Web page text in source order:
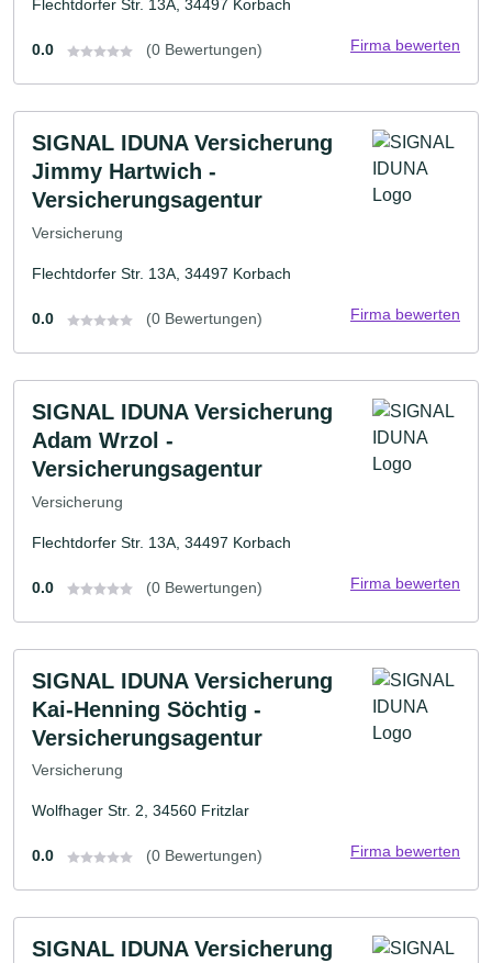
Flechtdorfer Str. 13A, 34497 Korbach
0.0 (0 Bewertungen) Firma bewerten
SIGNAL IDUNA Versicherung
Jimmy Hartwich -
Versicherungsagentur
Versicherung
Flechtdorfer Str. 13A, 34497 Korbach
0.0 (0 Bewertungen) Firma bewerten
SIGNAL IDUNA Versicherung
Adam Wrzol -
Versicherungsagentur
Versicherung
Flechtdorfer Str. 13A, 34497 Korbach
0.0 (0 Bewertungen) Firma bewerten
SIGNAL IDUNA Versicherung
Kai-Henning Söchtig -
Versicherungsagentur
Versicherung
Wolfhager Str. 2, 34560 Fritzlar
0.0 (0 Bewertungen) Firma bewerten
SIGNAL IDUNA Versicherung